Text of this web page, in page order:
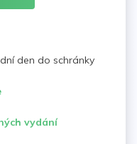
den do schránky
vydání